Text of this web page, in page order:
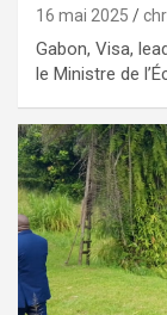
16 mai 2025
Gabon, Visa,
le Ministre de